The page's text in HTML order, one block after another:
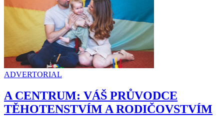
ADVERTORIAL
A CENTRUM: VÁŠ PRŮVODCE
TĚHOTENSTVÍM A RODIČOVSTVÍM